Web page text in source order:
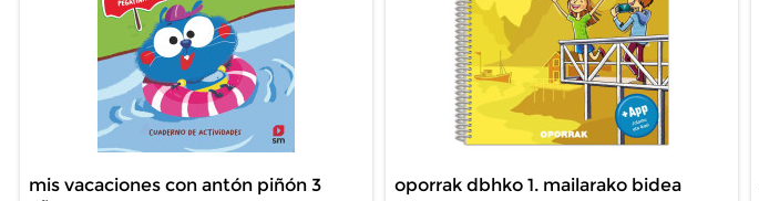
mis vacaciones con antón piñón 3
oporrak dbhko 1. mailarako bidea